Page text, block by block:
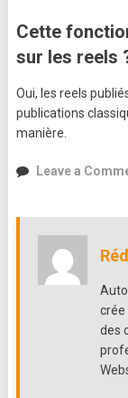
Cette
sur les reels
Oui, les reels
publications
manière.
Leave a
crée
des